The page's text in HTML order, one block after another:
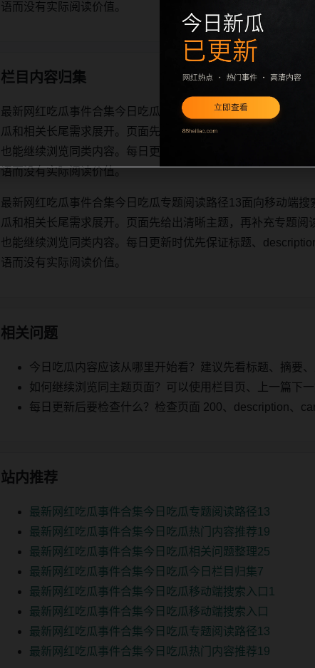
语而没有实际阅读价值。
栏目内容归集
最新网红吃瓜事件合集今日吃瓜专题阅读路径13面向移动端
瓜和相关长尾需求展开。页面先给出清晰主题，再补充专题
也能继续浏览同类内容。每日更新时优先保证标题、
语而没有实际阅读价值。
最新网红吃瓜事件合集今日吃瓜专题阅读路径13面向移动端
瓜和相关长尾需求展开。页面先给出清晰主题，再补充专题
也能继续浏览同类内容。每日更新时优先保证标题、
语而没有实际阅读价值。
相关问题
今日吃瓜内容应该从哪里开始看？建议先看标题、摘要
如何继续浏览同主题页面？可以使用栏目页、上一篇下
每日更新后要检查什么？检查页面 200、description、
站内推荐
最新网红吃瓜事件合集今日吃瓜专题阅读路径13
最新网红吃瓜事件合集今日吃瓜热门内容推荐19
最新网红吃瓜事件合集今日吃瓜相关问题整理25
最新网红吃瓜事件合集今日吃瓜今日栏目归集7
最新网红吃瓜事件合集今日吃瓜移动端搜索入口1
最新网红吃瓜事件合集今日吃瓜移动端搜索入口
最新网红吃瓜事件合集今日吃瓜专题阅读路径13
最新网红吃瓜事件合集今日吃瓜热门内容推荐19